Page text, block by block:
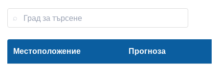
Местоположение Прогноза